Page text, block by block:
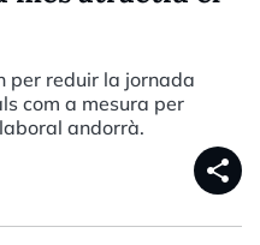
per reduir la jornada
com a mesura per
andorrà.
share